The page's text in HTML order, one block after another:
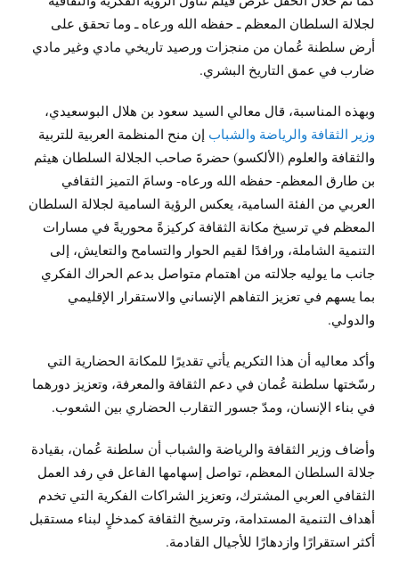
لجلالة السلطان المعظم ـ حفظه الله ورعاه ـ وما تحقق على
أرض سلطنة عُمان من منجزات ورصيد تاريخي مادي وغير مادي
ضارب في عمق التاريخ البشري.
وبهذه المناسبة، قال معالي السيد سعود بن هلال البوسعيدي،
وزير الثقافة والرياضة والشباب إن منح المنظمة العربية للتربية
والثقافة والعلوم (الألكسو) حضرةَ صاحب الجلالة السلطان هيثم
بن طارق المعظم- حفظه الله ورعاه- وسامَ التميز الثقافي
العربي من الفئة السامية، يعكس الرؤية السامية لجلالة السلطان
المعظم في ترسيخ مكانة الثقافة كركيزةً محوريةً في مسارات
التنمية الشاملة، ورافدًا لقيم الحوار والتسامح والتعايش، إلى
جانب ما يوليه جلالته من اهتمام متواصل بدعم الحراك الفكري
بما يسهم في تعزيز التفاهم الإنساني والاستقرار الإقليمي
والدولي.
وأكد معاليه أن هذا التكريم يأتي تقديرًا للمكانة الحضارية التي
رسّختها سلطنة عُمان في دعم الثقافة والمعرفة، وتعزيز دورهما
في بناء الإنسان، ومدّ جسور التقارب الحضاري بين الشعوب.
وأضاف وزير الثقافة والرياضة والشباب أن سلطنة عُمان، بقيادة
جلالة السلطان المعظم، تواصل إسهامها الفاعل في رفد العمل
الثقافي العربي المشترك، وتعزيز الشراكات الفكرية التي تخدم
أهداف التنمية المستدامة، وترسيخ الثقافة كمدخلٍ لبناء مستقبل
أكثر استقرارًا وازدهارًا للأجيال القادمة.